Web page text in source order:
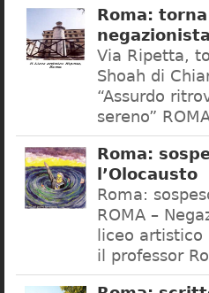
Roma:
negazionista
Via Ripetta,
Shoah di
“Assurdo
sereno”
Roma:
l’Olocausto
Roma:
ROMA –
liceo
il professor